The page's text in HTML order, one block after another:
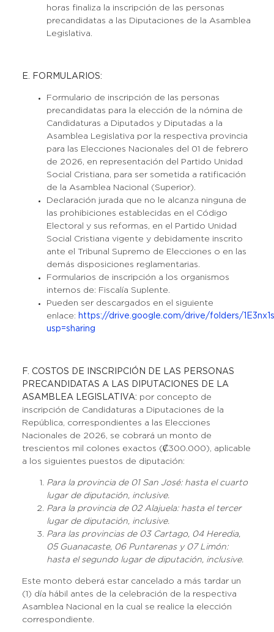
horas finaliza la inscripción de las personas
precandidatas a las Diputaciones de la Asamblea
Legislativa.
E. FORMULARIOS:
Formulario de inscripción de las personas
precandidatas para la elección de la nómina de
Candidaturas a Diputados y Diputadas a la
Asamblea Legislativa por la respectiva provincia
para las Elecciones Nacionales del 01 de febrero
de 2026, en representación del Partido Unidad
Social Cristiana, para ser sometida a ratificación
de la Asamblea Nacional (Superior).
Declaración jurada que no le alcanza ninguna de
las prohibiciones establecidas en el Código
Electoral y sus reformas, en el Partido Unidad
Social Cristiana vigente y debidamente inscrito
ante el Tribunal Supremo de Elecciones o en las
demás disposiciones reglamentarias.
Formularios de inscripción a los organismos
internos de: Fiscalía Suplente.
Pueden ser descargados en el siguiente
enlace: https://drive.google.com/drive/folders/
usp=sharing
F. COSTOS DE INSCRIPCIÓN DE LAS PERSONAS
PRECANDIDATAS A LAS DIPUTACIONES DE LA
ASAMBLEA LEGISLATIVA: por concepto de
inscripción de Candidaturas a Diputaciones de la
República, correspondientes a las Elecciones
Nacionales de 2026, se cobrará un monto de
trescientos mil colones exactos (₡300.000), aplicable
a los siguientes puestos de diputación:
Para la provincia de 01 San José: hasta el cuarto
lugar de diputación, inclusive.
Para la provincia de 02 Alajuela: hasta el tercer
lugar de diputación, inclusive.
Para las provincias de 03 Cartago, 04 Heredia,
05 Guanacaste, 06 Puntarenas y 07 Limón:
hasta el segundo lugar de diputación, inclusive.
Este monto deberá estar cancelado a más tardar un
(1) día hábil antes de la celebración de la respectiva
Asamblea Nacional en la cual se realice la elección
correspondiente.